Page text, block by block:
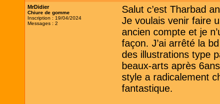
MrDidier
Chiure de gomme
Inscription : 19/04/2024
Messages : 2
Salut c’est Tharbad
Je voulais venir faire
ancien compte et je
façon. J’ai arrêté la
des illustrations type
beaux-arts après
style a radicalement
fantastique.